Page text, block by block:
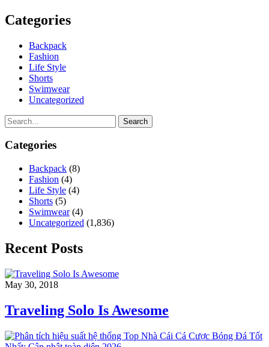
Categories
Backpack
Fashion
Life Style
Shorts
Swimwear
Uncategorized
Search
Categories
Backpack (8)
Fashion (4)
Life Style (4)
Shorts (5)
Swimwear(4)
Uncategorized (1,836)
Recent Posts
May 30, 2018
Traveling Solo Is Awesome